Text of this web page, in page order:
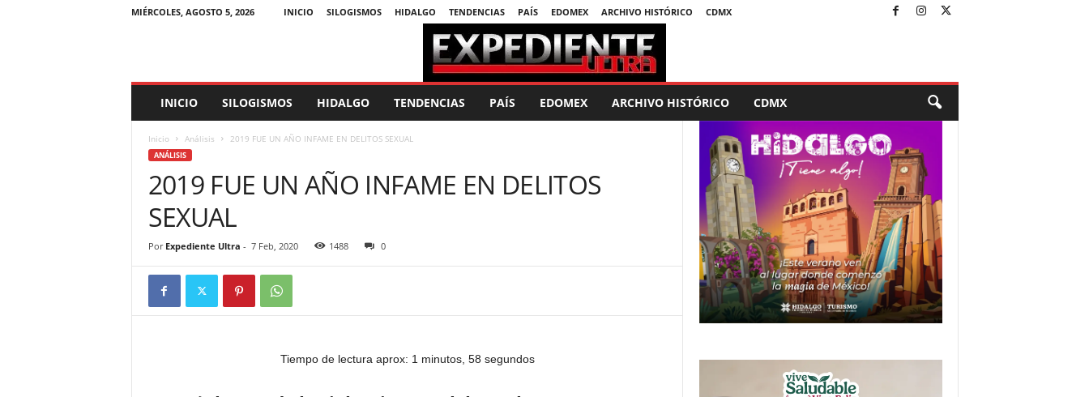
MIÉRCOLES, AGOSTO 5, 2026 INICIO SILOGISMOS HIDALGO TENDENCIAS PAÍS EDOMEX ARCHIVO HISTÓRICO CDMX
p
INICIO SILOGISMOS HIDALGO TENDENCIAS PAÍS EDOMEX ARCHIVO HISTÓRICO CDMX
Inicio Análisis 2019 FUE UN AÑO INFAME EN DELITOS SEXUAL
ANÁLISIS
2019 FUE UN AÑO INFAME EN DELITOS
SEXUAL
Por Expediente Ultra - 7 Feb, 2020 1488 0
Tiempo de lectura aprox: 1 minutos, 58 segundos